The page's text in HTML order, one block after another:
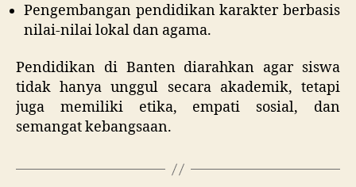
Pengembangan pendidikan karakter berbasis
nilai-nilai lokal dan agama.
Pendidikan di Banten diarahkan agar siswa
tidak hanya unggul secara akademik, tetapi
juga memiliki etika, empati sosial, dan
semangat kebangsaan.